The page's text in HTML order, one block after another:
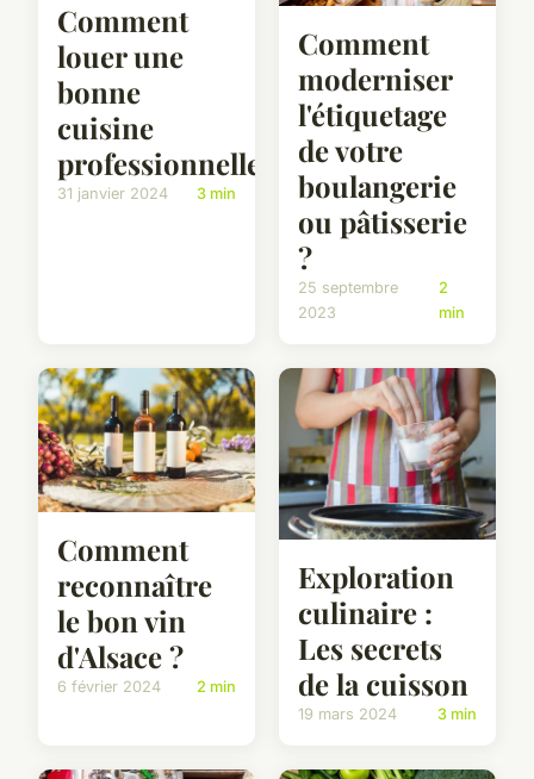
Comment
louer une
bonne
cuisine
professionnelle ?
31 janvier 2024 3 min
Comment
moderniser
l'étiquetage
de votre
boulangerie
ou pâtisserie
?
25 septembre
2023
2
min
Comment
reconnaître
le bon vin
d'Alsace ?
6 février 2024 2 min
Exploration
culinaire :
Les secrets
de la cuisson
19 mars 2024 3 min